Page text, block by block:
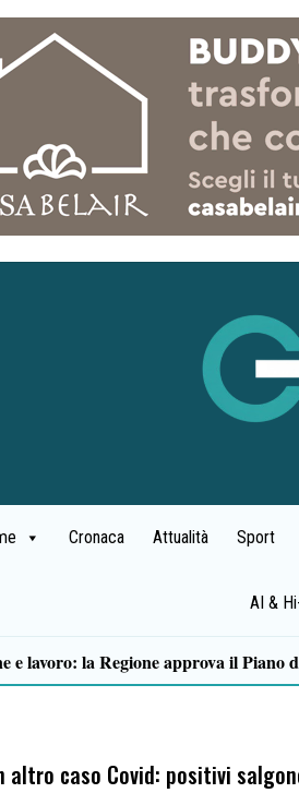
Cronaca Attualità Sport
AI &
altro caso Covid: positivi